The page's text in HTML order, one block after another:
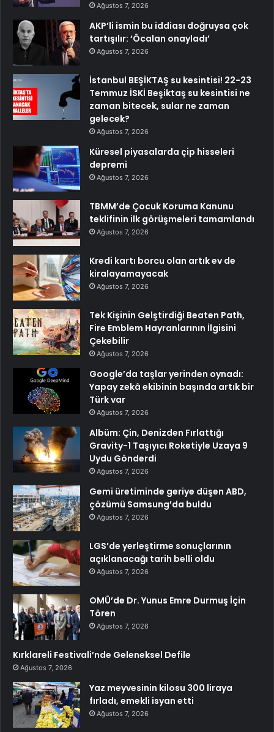
Ağustos 7, 2026
AKP’li ismin bu iddiası doğruysa çok
tartışılır: ‘Öcalan onayladı’
Ağustos 7, 2026
İstanbul BEŞİKTAŞ su kesintisi! 22-23
Temmuz İSKİ Beşiktaş su kesintisi ne
zaman bitecek, sular ne zaman
gelecek?
Ağustos 7, 2026
Küresel piyasalarda çip hisseleri
depremi
Ağustos 7, 2026
TBMM’de Çocuk Koruma Kanunu
teklifinin ilk görüşmeleri tamamlandı
Ağustos 7, 2026
Kredi kartı borcu olan artık ev de
kiralayamayacak
Ağustos 7, 2026
Tek Kişinin Gelştirdiği Beaten Path,
Fire Emblem Hayranlarının İlgisini
Çekebilir
Ağustos 7, 2026
Google’da taşlar yerinden oynadı:
Yapay zekâ ekibinin başında artık bir
Türk var
Ağustos 7, 2026
Albüm: Çin, Denizden Fırlattığı
Gravity-1 Taşıyıcı Roketiyle Uzaya 9
Uydu Gönderdi
Ağustos 7, 2026
Gemi üretiminde geriye düşen ABD,
çözümü Samsung’da buldu
Ağustos 7, 2026
LGS’de yerleştirme sonuçlarının
açıklanacağı tarih belli oldu
Ağustos 7, 2026
OMÜ’de Dr. Yunus Emre Durmuş İçin
Tören
Ağustos 7, 2026
Kırklareli Festivali’nde Geleneksel Defile
Ağustos 7, 2026
Yaz meyvesinin kilosu 300 liraya
fırladı, emekli isyan etti
Ağustos 7, 2026